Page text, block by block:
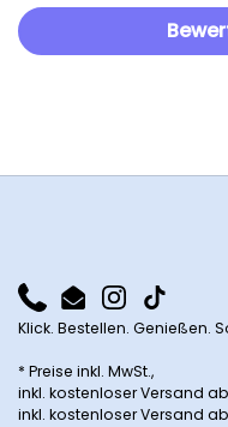
PhoneEmail Instagram
TikTok
Klick. Bestellen. Genießen.
* Preise inkl. MwSt.,
inkl. kostenloser Versand
inkl. kostenloser Versand